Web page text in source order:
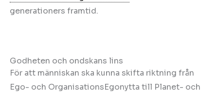
generationers framtid.
Godheten och ondskans lins
För att människan ska kunna skifta riktning från
Ego- och OrganisationsEgonytta till Planet- och